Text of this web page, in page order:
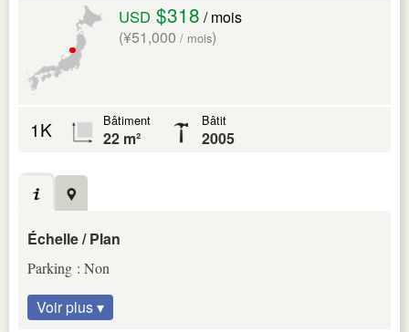
USD $318 / mois
(¥51,000 / mois)
1K Bâtiment
22 m²
Bâtit
2005
Échelle / Plan
Parking : Non
Voir plus ▾